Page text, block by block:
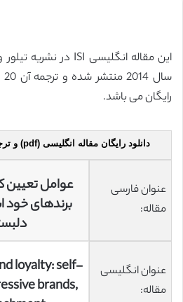
رایگان می باشد.
دانلود رایگان مقاله انگلیسی (pdf) و ترجمه فارسی (pdf + word)
عنوان فارسی
مقاله:
عوامل تعیین
برندهای خود
عنوان انگلیسی
مقاله:
loyalty: self-
brands,